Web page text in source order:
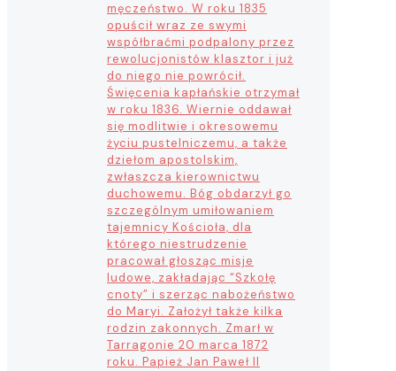
męczeństwo. W roku 1835
opuścił wraz ze swymi
współbraćmi podpalony przez
rewolucjonistów klasztor i już
do niego nie powrócił.
Święcenia kapłańskie otrzymał
w roku 1836. Wiernie oddawał
się modlitwie i okresowemu
życiu pustelniczemu, a także
dziełom apostolskim,
zwłaszcza kierownictwu
duchowemu. Bóg obdarzył go
szczególnym umiłowaniem
tajemnicy Kościoła, dla
którego niestrudzenie
pracował głosząc misje
ludowe, zakładając “Szkołę
cnoty” i szerząc nabożeństwo
do Maryi. Założył także kilka
rodzin zakonnych. Zmarł w
Tarragonie 20 marca 1872
roku. Papież Jan Paweł II